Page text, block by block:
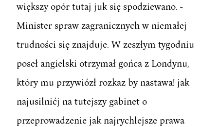
większy opór tutaj juk się spodziewano. -
Minister spraw zagranicznych w niemałej
trudności się znajduje. W zeszłym tygodniu
poseł angielski otrzymał gońca z Londynu,
który mu przywiózł rozkaz by nastawa! jak
najusilnićj na tutejszy gabinet o
przeprowadzenie jak najrychlejsze prawa